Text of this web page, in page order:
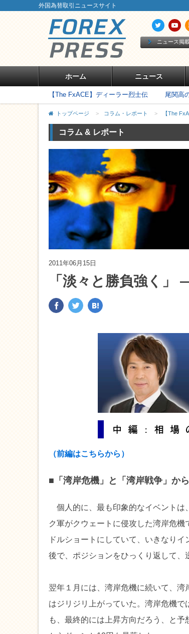
外国為替取引ニュースサイト
ニュース掲
ホーム ニュース
【The FxACE】ディーラー烈士伝 尾関高
トップページ > コラム・レポート > 【The
コラム & レポート
2011年06月15日
「淡々と勝負強く」
（前編はこちらから）
■「湾岸危機」と「湾岸戦争」か
個人的に、最も印象的なイベントは
ク軍がクウェートに侵攻した湾岸危機
ドルショートにしていて、いきなり
後で、ポジションをひっくり返して、
翌年１月には、湾岸危機に続いて、
はジリジリ上がっていた。湾岸危機
も、最終的には上昇方向だろう、と